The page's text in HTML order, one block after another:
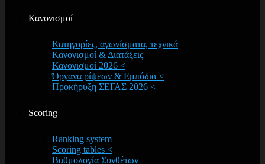
Κανονισμοί
Κατηγορίες, αγωνίσματα, τεχνικά
Κανονισμοί & Διατάξεις
Κανονισμοί 2026 <
Όργανα ρίψεων & Εμπόδια <
Προκήρυξη ΣΕΓΑΣ 2026 <
Scoring
Ranking system
Scoring tables <
Βαθμολογία Συνθέτων